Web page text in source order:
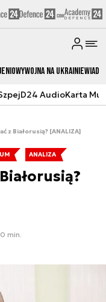
Wojna na Ukrainie
D24 AudioKarta
z Białorusią? [ANALIZA]
ANALIZA
min.